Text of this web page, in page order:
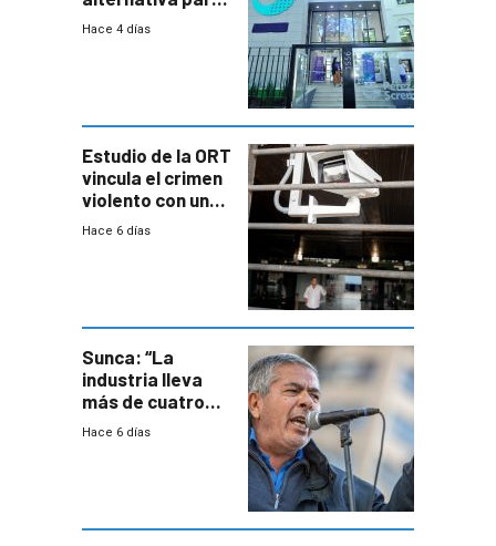
niños y
Hace 4 días
Estudio de la ORT
vincula el crimen
violento con una
menor creación
Hace 6 días
Sunca: “La
industria lleva
más de cuatro
meses sin
Hace 6 días